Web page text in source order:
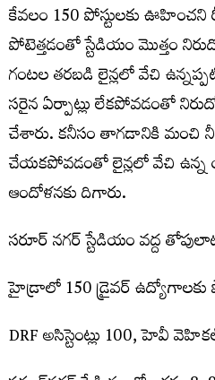
కేవలం 150 పోస్టులకు
పోటెత్తడంతో స్టేడియం మొత్తం
గంటల తరబడి లైన్లలో వేచి
సరైన ఏర్పాట్లు లేకపోవడంతో
చేశారు. కనీసం తాగడానికి మంచి
చేయకపోవడంతో లైన్లలో వేచి ఉన్న
ఆందోళనకు దిగారు.
సరూర్ నగర్ స్టేడియం వద్ద
హైడ్రాలో 150 డ్రైవర్ ఉద్యోగాలకు
DRF అసిస్టెంట్లు 100, హెవీ